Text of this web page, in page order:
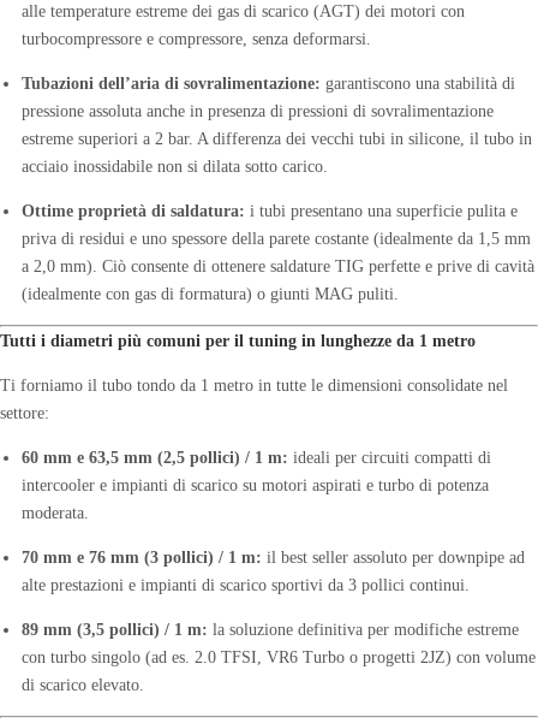
alle temperature estreme dei gas di scarico (AGT) dei motori con
turbocompressore e compressore, senza deformarsi.
Tubazioni dell’aria di sovralimentazione: garantiscono una stabilità di
pressione assoluta anche in presenza di pressioni di sovralimentazione
estreme superiori a 2 bar. A differenza dei vecchi tubi in silicone, il tubo in
acciaio inossidabile non si dilata sotto carico.
Ottime proprietà di saldatura: i tubi presentano una superficie pulita e
priva di residui e uno spessore della parete costante (idealmente da 1,5 mm
a 2,0 mm). Ciò consente di ottenere saldature TIG perfette e prive di cavità
(idealmente con gas di formatura) o giunti MAG puliti.
Tutti i diametri più comuni per il tuning in lunghezze da 1 metro
Ti forniamo il tubo tondo da 1 metro in tutte le dimensioni consolidate nel
settore:
60 mm e 63,5 mm (2,5 pollici) / 1 m: ideali per circuiti compatti di
intercooler e impianti di scarico su motori aspirati e turbo di potenza
moderata.
70 mm e 76 mm (3 pollici) / 1 m: il best seller assoluto per downpipe ad
alte prestazioni e impianti di scarico sportivi da 3 pollici continui.
89 mm (3,5 pollici) / 1 m: la soluzione definitiva per modifiche estreme
con turbo singolo (ad es. 2.0 TFSI, VR6 Turbo o progetti 2JZ) con volume
di scarico elevato.